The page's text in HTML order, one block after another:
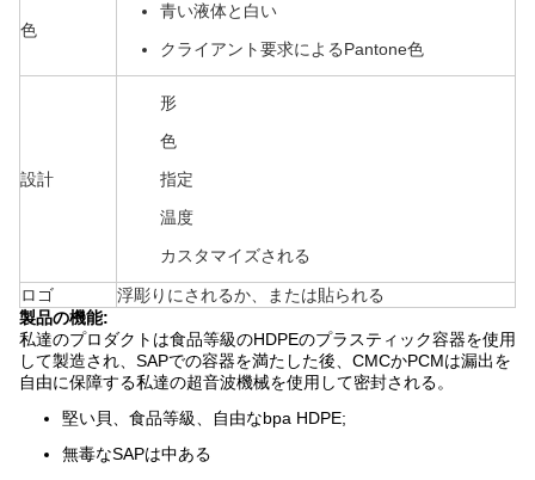
色
青い液体と白い
クライアント要求によるPantone色
設計
形
色
指定
温度
カスタマイズされる
ロゴ
浮彫りにされるか、または貼られる
製品の機能:
私達のプロダクトは食品等級のHDPEのプラスティック容器を使用
して製造され、SAPでの容器を満たした後、CMCかPCMは漏出を
自由に保障する私達の超音波機械を使用して密封される。
堅い貝、食品等級、自由なbpa HDPE;
無毒なSAPは中ある